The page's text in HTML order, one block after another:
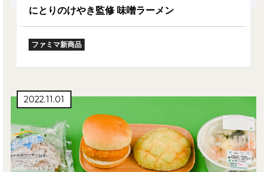
にとりのけやき監修 味噌ラーメン
ファミマ新商品
2022.11.01